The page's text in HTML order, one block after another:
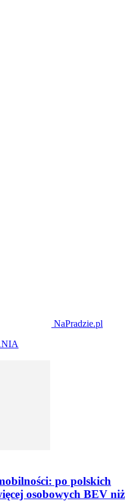
NaPradzie.pl
po polskich
osobowych BEV niż